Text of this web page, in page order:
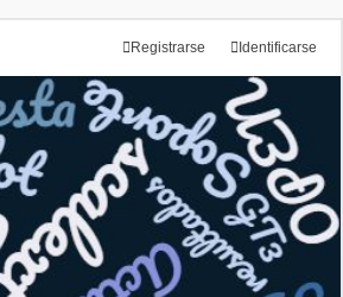
Identificarse
Registrarse